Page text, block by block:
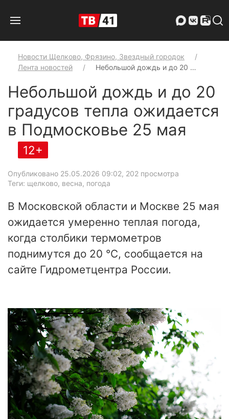
Новости Щелково, Фрязино, Звездный городок
Лента новостей
Небольшой дождь и до 20 …
Небольшой дождь и до 20
градусов тепла ожидается
в Подмосковье 25 мая
12+
Опубликовано 25.05.2026 09:02, 202 просмотра
Теги: щелково, весна, погода
В Московской области и Москве 25 мая
ожидается умеренно теплая погода,
когда столбики термометров
поднимутся до 20 °C, сообщается на
сайте Гидрометцентра России.